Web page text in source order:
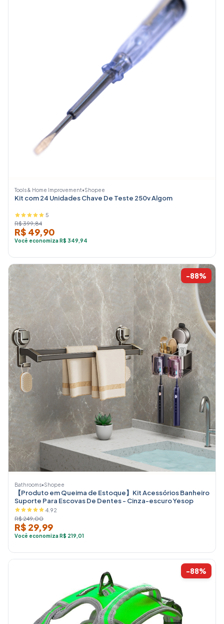
Tools & Home Improvement•Shopee
Kit com 24 Unidades Chave De Teste 250v Algom
5
R$ 399,84
R$ 49,90
Você economiza R$ 349,94
-88%
Bathrooms•Shopee
【Produto em Queima de Estoque】Kit Acessórios Banheiro
Suporte Para Escovas De Dentes - Cinza-escuro Yesop
4.92
R$ 249,00
R$ 29,99
Você economiza R$ 219,01
-88%